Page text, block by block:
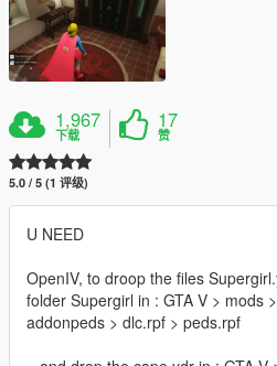
1,967
下载
17
赞
5.0 / 5 (1 评级)
U NEED
OpenIV, to droop the files
folder Supergirl in : GTA V > mods
addonpeds > dlc.rpf > peds.rpf